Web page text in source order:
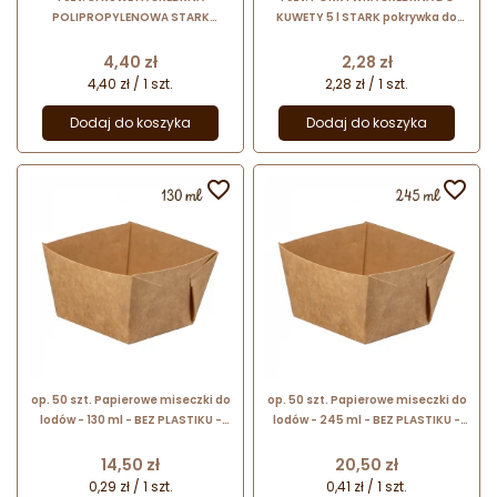
POLIPROPYLENOWA STARK
tworzywa
Cena
4,40 zł
4,40 zł / 1 szt.
Dodaj do koszyka
KUWETY 5 l STARK pokrywka do
polistyrenowej
Cena
2,28 zł
2,28 zł / 1 szt.
Dodaj do koszyka
op. 50 szt. Papierowe miseczki do
lodów - 130 ml - BEZ PLASTIKU -
serwowania lodów i deserów na
wynos
Cena
14,50 zł
0,29 zł / 1 szt.

op. 50 szt. Papierowe miseczki do
lodów - 245 ml - BEZ PLASTIKU -
serwowania lodów i deserów na
wynos
Cena
20,50 zł
0,41 zł / 1 szt.
